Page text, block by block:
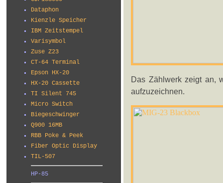
Dataphon
Kienzle Speicher
IBM Zeitstempel
Varisymbol
Zuse Z23
CT-64 Terminal
Epson HX-20
HX-20 Cassette
TI Silent 745
Micro Switch
Biegeschwinger
Q900 16MB
RBB Poke & Peek
Fiber Optic Display
TIL-507
HP-85
Das Zählwerk zeigt an,
aufzuzeichnen.